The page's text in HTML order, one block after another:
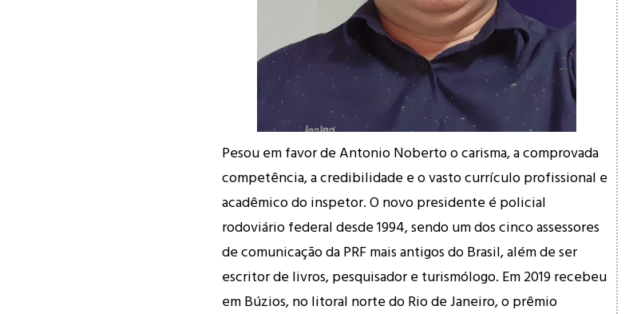
Pesou em favor de Antonio Noberto o carisma, a comprovada
competência, a credibilidade e o vasto currículo profissional e
acadêmico do inspetor. O novo presidente é policial
rodoviário federal desde 1994, sendo um dos cinco assessores
de comunicação da PRF mais antigos do Brasil, além de ser
escritor de livros, pesquisador e turismólogo. Em 2019 recebeu
em Búzios, no litoral norte do Rio de Janeiro, o prêmio